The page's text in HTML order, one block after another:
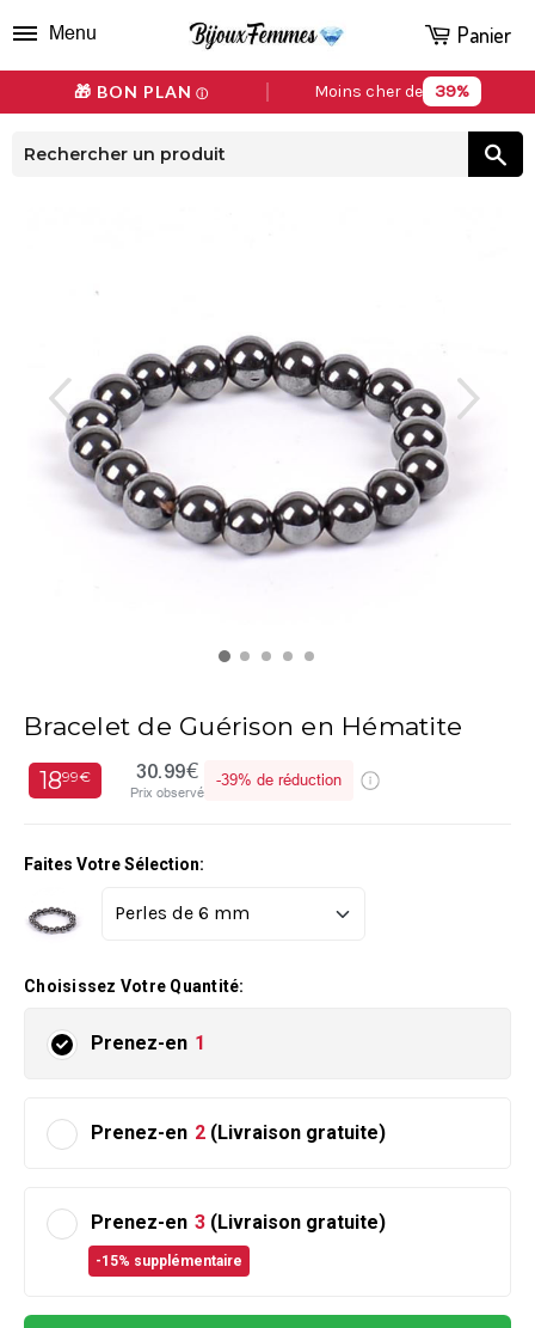
🎁 BON PLAN ⓘ Moins cher de 39%
Menu Panier
Bracelet de Guérison en Hématite
1899€ 30.99€
Prix observé
-39% de réduction
Faites Votre Sélection:
Choisissez Votre Quantité:
Prenez-en 1
Prenez-en 2 (Livraison gratuite)
Prenez-en 3 (Livraison gratuite)
-15% supplémentaire